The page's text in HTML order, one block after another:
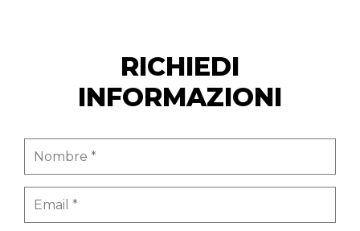
RICHIEDI
INFORMAZIONI